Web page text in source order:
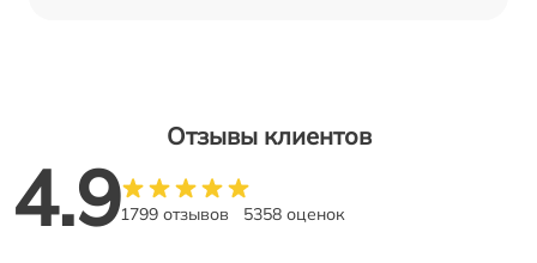
Отзывы клиентов
4.91799 отзывов 5358 оценок